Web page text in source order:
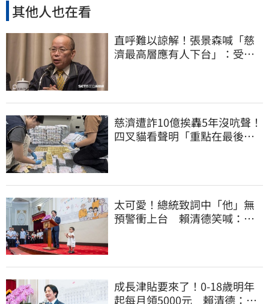
其他人也在看
直呼難以諒解！張景森喊「慈
濟最高層應有人下台」：受害
慈濟遭詐10億挨轟5年沒吭聲！
四叉貓看聲明「重點在最後一
太可愛！總統致詞中「他」無
預警衝上台 賴清德笑喊：卸
成長津貼要來了！0-18歲明年
起每月領5000元 賴清德：此